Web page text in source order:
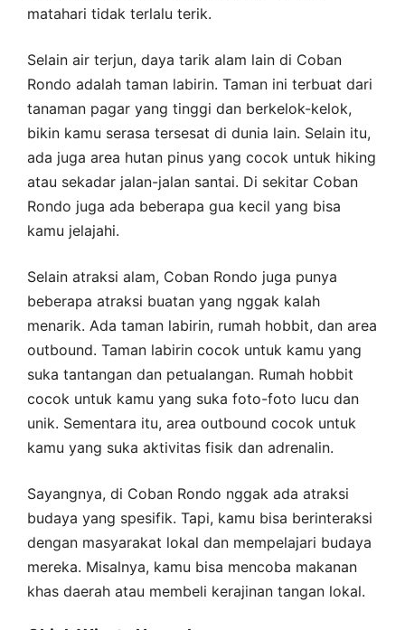
matahari tidak terlalu terik.
Selain air terjun, daya tarik alam lain di Coban
Rondo adalah taman labirin. Taman ini terbuat dari
tanaman pagar yang tinggi dan berkelok-kelok,
bikin kamu serasa tersesat di dunia lain. Selain itu,
ada juga area hutan pinus yang cocok untuk hiking
atau sekadar jalan-jalan santai. Di sekitar Coban
Rondo juga ada beberapa gua kecil yang bisa
kamu jelajahi.
Selain atraksi alam, Coban Rondo juga punya
beberapa atraksi buatan yang nggak kalah
menarik. Ada taman labirin, rumah hobbit, dan area
outbound. Taman labirin cocok untuk kamu yang
suka tantangan dan petualangan. Rumah hobbit
cocok untuk kamu yang suka foto-foto lucu dan
unik. Sementara itu, area outbound cocok untuk
kamu yang suka aktivitas fisik dan adrenalin.
Sayangnya, di Coban Rondo nggak ada atraksi
budaya yang spesifik. Tapi, kamu bisa berinteraksi
dengan masyarakat lokal dan mempelajari budaya
mereka. Misalnya, kamu bisa mencoba makanan
khas daerah atau membeli kerajinan tangan lokal.